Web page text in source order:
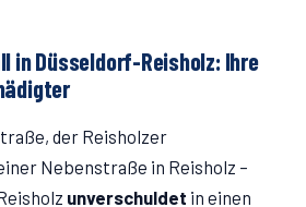
in Düsseldorf-Reisholz: Ihre
, der Reisholzer
Nebenstraße in Reisholz –
unverschuldet in einen